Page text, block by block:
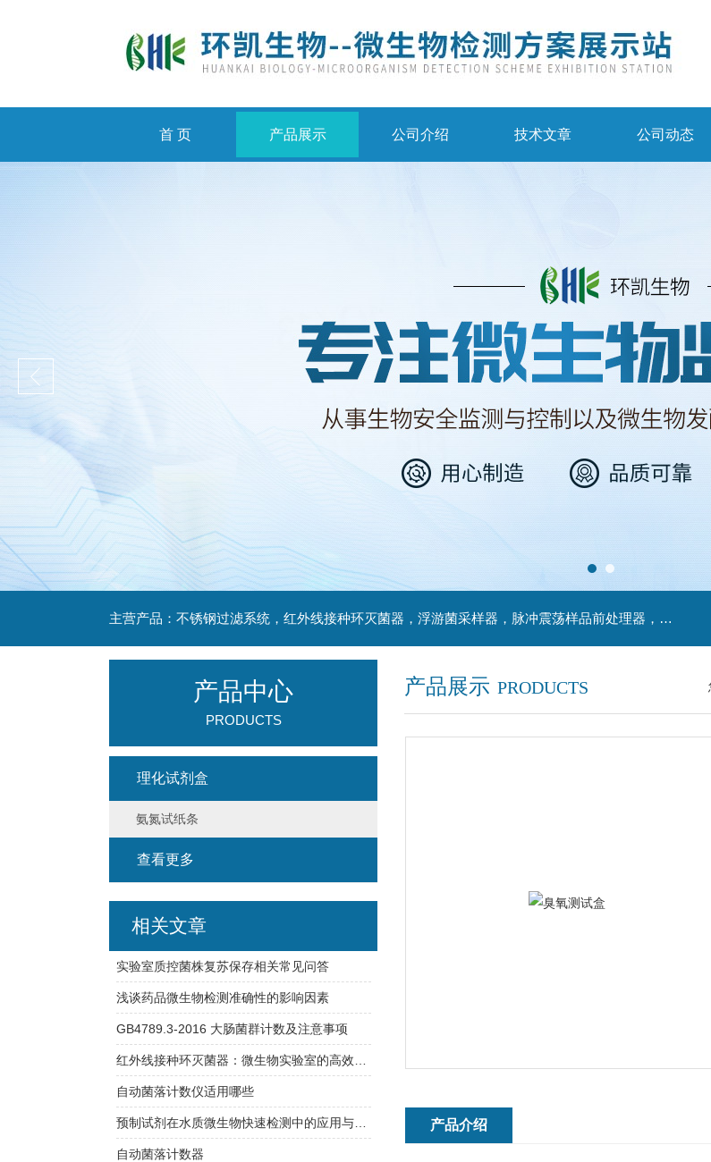
首 页 产品展示 公司介绍 技术文章 公司动态
主营产品：不锈钢过滤系统，红外线接种环灭菌器，浮游菌采样器，脉冲震荡样品前处理器，数字化智能电热鼓风干燥箱，数字化智能电热恒温培养箱，实验室设备及环境温湿度监测系统，洁净工作台等实验设仪器设备。
产品展示 PRODUCTS
产品介绍
产品中心
PRODUCTS
理化试剂盒
氨氮试纸条
查看更多
相关文章
实验室质控菌株复苏保存相关常见问答
浅谈药品微生物检测准确性的影响因素
GB4789.3-2016 大肠菌群计数及注意事项
自动菌落计数仪适用哪些
预制试剂在水质微生物快速检测中的应用与方法验证指南
自动菌落计数器